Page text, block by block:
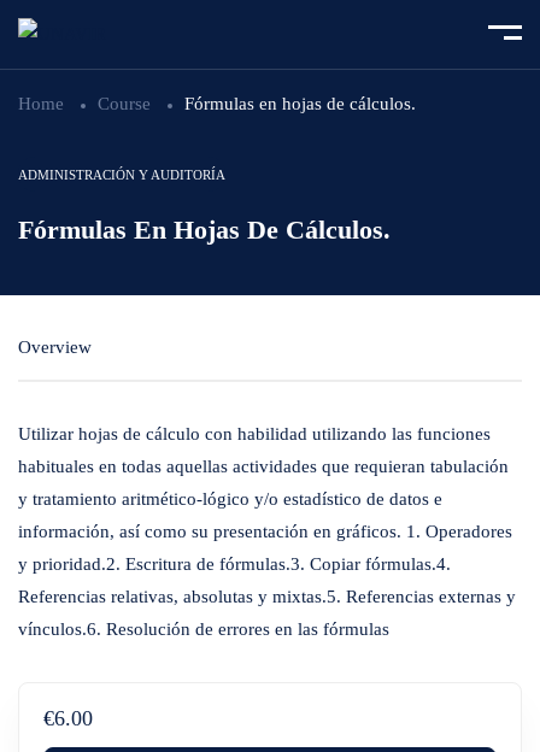
Home Course Fórmulas en hojas de cálculos.
ADMINISTRACIÓN Y AUDITORÍA
Fórmulas En Hojas De Cálculos.
Overview
Utilizar hojas de cálculo con habilidad utilizando las funciones
habituales en todas aquellas actividades que requieran tabulación
y tratamiento aritmético-lógico y/o estadístico de datos e
información, así como su presentación en gráficos. 1. Operadores
y prioridad.2. Escritura de fórmulas.3. Copiar fórmulas.4.
Referencias relativas, absolutas y mixtas.5. Referencias externas y
vínculos.6. Resolución de errores en las fórmulas
€6.00